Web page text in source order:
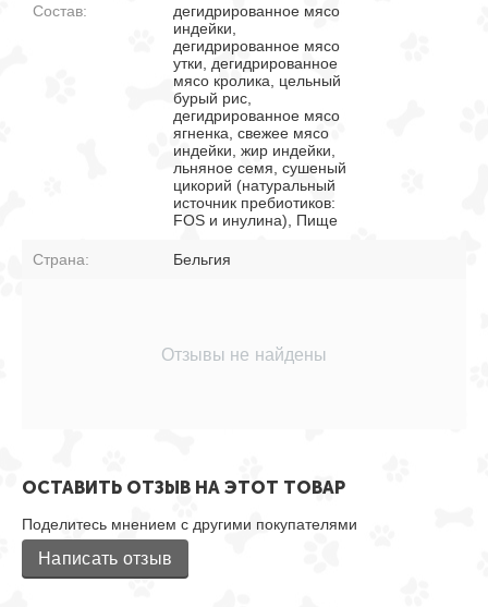
Состав:
дегидрированное мясо
индейки,
дегидрированное мясо
утки, дегидрированное
мясо кролика, цельный
бурый рис,
дегидрированное мясо
ягненка, свежее мясо
индейки, жир индейки,
льняное семя, сушеный
цикорий (натуральный
источник пребиотиков:
FOS и инулина), Пище
Страна: Бельгия
Отзывы не найдены
ОСТАВИТЬ ОТЗЫВ НА ЭТОТ ТОВАР
Поделитесь мнением с другими покупателями
Написать отзыв